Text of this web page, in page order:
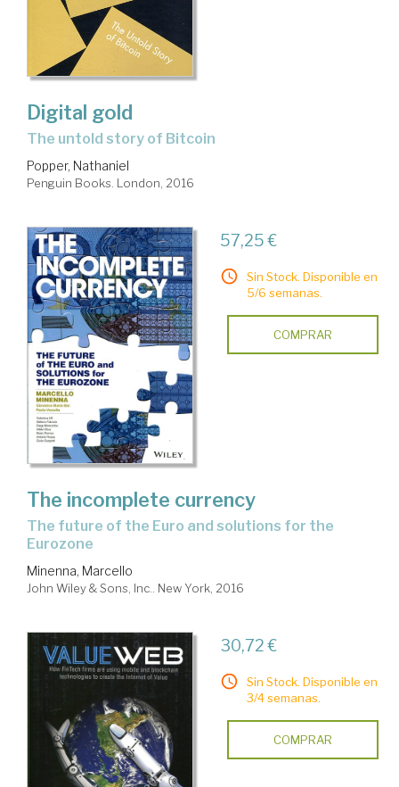
Digital gold
the untold story of Bitcoin
Popper, Nathaniel
Penguin Books. London, 2016
57,25 €
Sin Stock. Disponible en
5/6 semanas.
COMPRAR
The incomplete currency
the future of the Euro and solutions for the
Eurozone
Minenna, Marcello
John Wiley & Sons, Inc.. New York, 2016
30,72 €
Sin Stock. Disponible en
3/4 semanas.
COMPRAR